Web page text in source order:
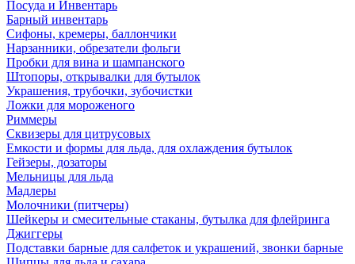
Посуда и Инвентарь
Барный инвентарь
Сифоны, кремеры, баллончики
Нарзанники, обрезатели фольги
Пробки для вина и шампанского
Штопоры, открывалки для бутылок
Украшения, трубочки, зубочистки
Ложки для мороженого
Риммеры
Сквизеры для цитрусовых
Емкости и формы для льда, для охлаждения бутылок
Гейзеры, дозаторы
Мельницы для льда
Мадлеры
Молочники (питчеры)
Шейкеры и смесительные стаканы, бутылка для флейринга
Джиггеры
Подставки барные для салфеток и украшений, звонки барные